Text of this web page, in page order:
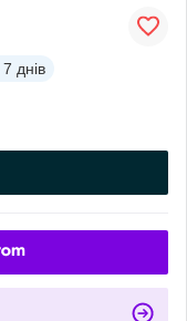
7 днів